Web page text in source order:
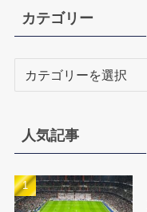
カテゴリー
ー
人気記事